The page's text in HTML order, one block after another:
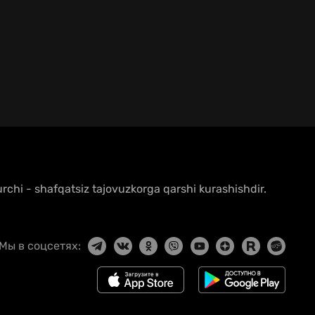
- shafqatsiz tajovuzkorga qarshi kurashishdir.
в соцсетях: